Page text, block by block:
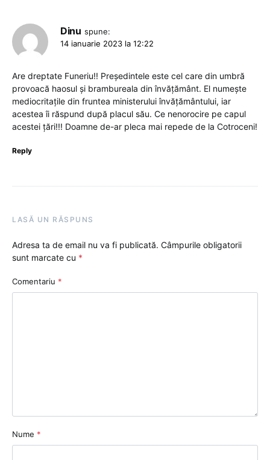
Dinu spune:
14 ianuarie 2023 la 12:22
Are dreptate Funeriu!! Președintele este cel care din umbră
provoacă haosul și brambureala din învățământ. El numește
mediocritațile din fruntea ministerului învățământului, iar
acestea îi răspund după placul său. Ce nenorocire pe capul
acestei țări!!! Doamne de-ar pleca mai repede de la Cotroceni!
Reply
LASĂ UN RĂSPUNS
Adresa ta de email nu va fi publicată. Câmpurile obligatorii
sunt marcate cu *
Comentariu *
Nume *